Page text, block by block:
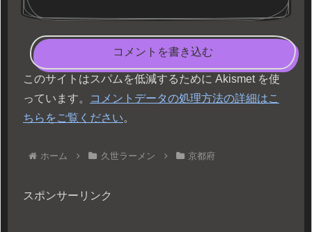
コメントを書き込む
このサイトはスパムを低減するために Akismet を使
っています。
コメントデータの処理方法の詳細はこ
ちらをご覧ください。
ホーム 久世ラーメン 京都府
スポンサーリンク